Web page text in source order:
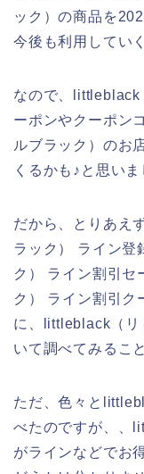
ック）の商品を
今後も利用してい
なので、littleblack
ーポンやクーポン
ルブラック）のお
くるかも♪と思いま
だから、とりあえ
ラック） ライン
ク） ライン割引
ク） ライン割引ク
に、littleblack（リ
いて調べてみるこ
ただ、色々と
べたのですが、、
がラインなどでお